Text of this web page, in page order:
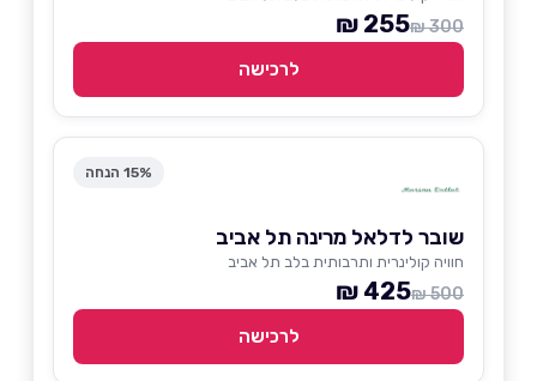
300 ₪
255 ₪
לרכישה
15% הנחה
שובר לדלאל מרינה תל אביב
חוויה קולינרית ותרבותית בלב תל אביב
500 ₪
425 ₪
לרכישה